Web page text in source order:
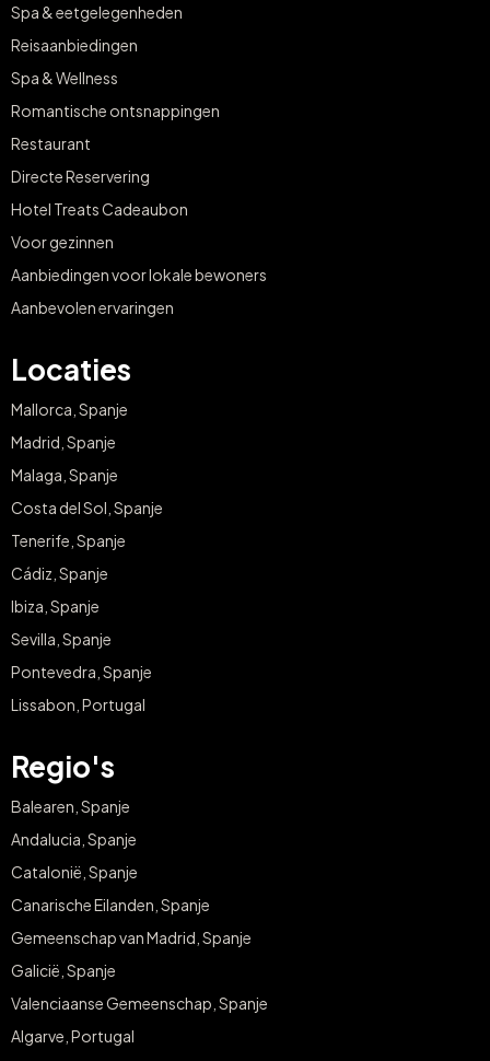
Spa & eetgelegenheden
Reisaanbiedingen
Spa & Wellness
Romantische ontsnappingen
Restaurant
Directe Reservering
Hotel Treats Cadeaubon
Voor gezinnen
Aanbiedingen voor lokale bewoners
Aanbevolen ervaringen
Locaties
Mallorca, Spanje
Madrid, Spanje
Malaga, Spanje
Costa del Sol, Spanje
Tenerife, Spanje
Cádiz, Spanje
Ibiza, Spanje
Sevilla, Spanje
Pontevedra, Spanje
Lissabon, Portugal
Regio's
Balearen, Spanje
Andalucia, Spanje
Catalonië, Spanje
Canarische Eilanden, Spanje
Gemeenschap van Madrid, Spanje
Galicië, Spanje
Valenciaanse Gemeenschap, Spanje
Algarve, Portugal